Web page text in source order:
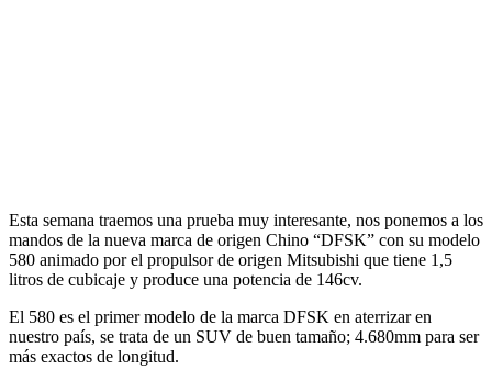
Esta semana traemos una prueba muy interesante, nos ponemos a los
mandos de la nueva marca de origen Chino “DFSK” con su modelo
580 animado por el propulsor de origen Mitsubishi que tiene 1,5
litros de cubicaje y produce una potencia de 146cv.
El 580 es el primer modelo de la marca DFSK en aterrizar en
nuestro país, se trata de un SUV de buen tamaño; 4.680mm para ser
más exactos de longitud.